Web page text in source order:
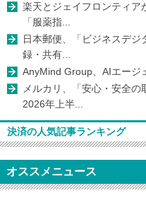
楽天とジェイフロンティア
「服薬指...
日本郵便、「ビジネスデ
録・共有...
AnyMind Group、AIエージ
メルカリ、「安心・安全の
2026年上半...
決済の人気記事ランキング
オススメニュース